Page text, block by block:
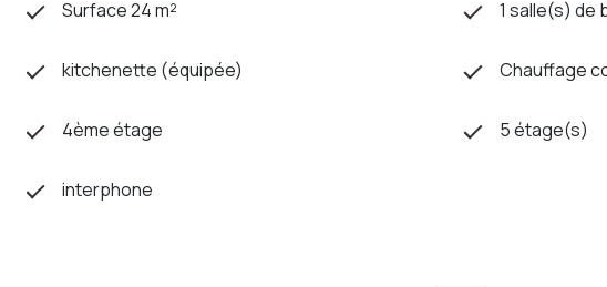
Surface 24 m² 1 salle(s) de
kitchenette (équipée) Chauffage
4ème étage 5 étage(s)
interphone